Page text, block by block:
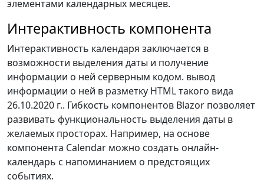
элементами календарных месяцев.
Интерактивность компонента
Интерактивность календаря заключается в
возможности выделения даты и получение
информации о ней серверным кодом. вывод
информации о ней в разметку HTML такого вида
26.10.2020 г.. Гибкость компонентов Blazor позволяет
развивать функциональность выделения даты в
желаемых просторах. Например, на основе
компонента Calendar можно создать онлайн-
календарь с напоминанием о предстоящих
событиях.